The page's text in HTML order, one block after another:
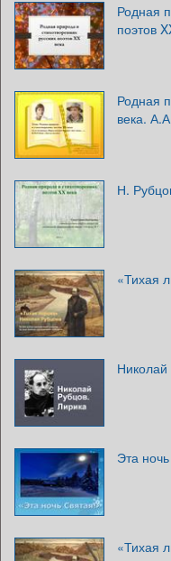
Родная
поэтов
Родная
века.
Н.
«Тихая
Николай
Эта
«Тихая